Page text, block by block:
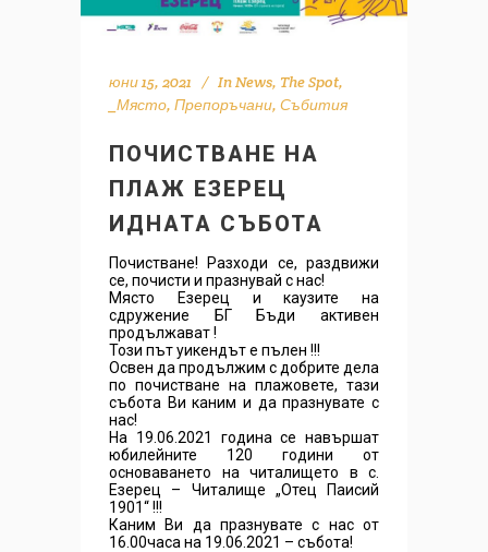
юни 15, 2021 InNews, The Spot,
_Място, Препоръчани, Събития
ПОЧИСТВАНЕ НА
ПЛАЖ ЕЗЕРЕЦ
ИДНАТА СЪБОТА
Почистване! Разходи се, раздвижи
се, почисти и празнувай с нас!
Място Езерец и каузите на
сдружение БГ Бъди активен
продължават !
Този път уикендът е пълен !!!
Освен да продължим с добрите дела
по почистване на плажовете, тази
събота Ви каним и да празнувате с
нас!
На 19.06.2021 година се навършат
юбилейните 120 години от
основаването на читалището в с.
Езерец – Читалище „Отец Паисий
1901“ !!!
Каним Ви да празнувате с нас от
16.00часа на 19.06.2021 – събота!